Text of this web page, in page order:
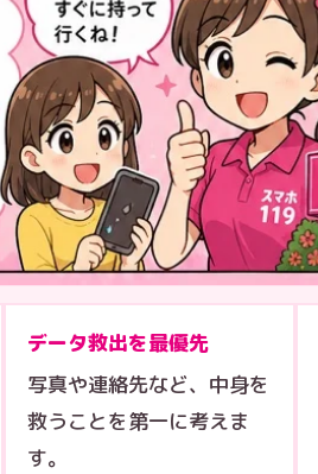
データ救出を最優先
写真や連絡先など、中身を
救うことを第一に考えま
す。